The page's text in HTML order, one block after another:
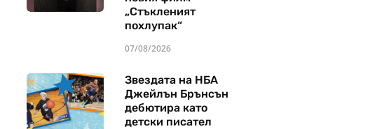
„Стъкленият
похлупак“
07/08/2026
Звездата на НБА
Джейлън Брънсън
дебютира като
детски писател